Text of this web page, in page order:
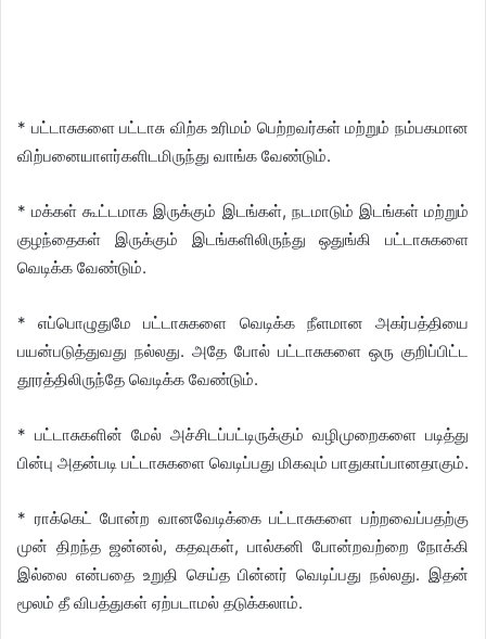
* பட்டாசுகளை பட்டாசு விற்க உரிமம் பெற்றவர்கள் மற்றும் நம்பகமான
விற்பனையாளர்களிடமிருந்து வாங்க வேண்டும்.
* மக்கள் கூட்டமாக இருக்கும் இடங்கள், நடமாடும் இடங்கள் மற்றும்
குழந்தைகள் இருக்கும் இடங்களிலிருந்து ஒதுங்கி பட்டாசுகளை
வெடிக்க வேண்டும்.
* எப்பொழுதுமே பட்டாசுகளை வெடிக்க நீளமான அகர்பத்தியை
பயன்படுத்துவது நல்லது. அதே போல் பட்டாசுகளை ஒரு குறிப்பிட்ட
தூரத்திலிருந்தே வெடிக்க வேண்டும்.
* பட்டாசுகளின் மேல் அச்சிடப்பட்டிருக்கும் வழிமுறைகளை படித்து
பின்பு அதன்படி பட்டாசுகளை வெடிப்பது மிகவும் பாதுகாப்பானதாகும்.
* ராக்கெட் போன்ற வானவேடிக்கை பட்டாசுகளை பற்றவைப்பதற்கு
முன் திறந்த ஜன்னல், கதவுகள், பால்கனி போன்றவற்றை நோக்கி
இல்லை என்பதை உறுதி செய்த பின்னர் வெடிப்பது நல்லது. இதன்
மூலம் தீ விபத்துகள் ஏற்படாமல் தடுக்கலாம்.